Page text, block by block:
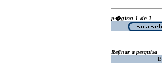
p�gina 1 de 1
Refinar a pesquisa